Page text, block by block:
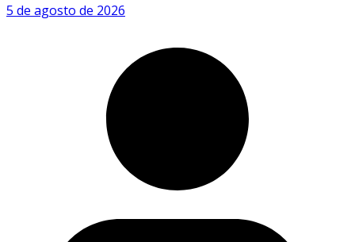
5 de agosto de 2026